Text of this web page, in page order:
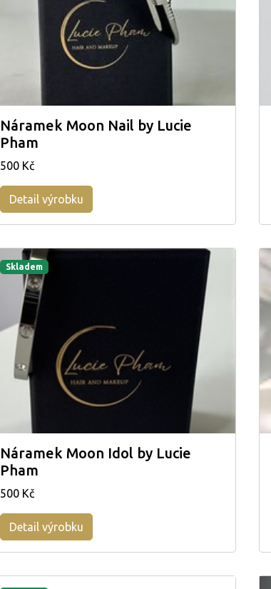
Náramek Moon Nail by Lucie
Pham
500 Kč
Detail výrobku
Skladem
Náramek Moon Idol by Lucie
Pham
500 Kč
Detail výrobku